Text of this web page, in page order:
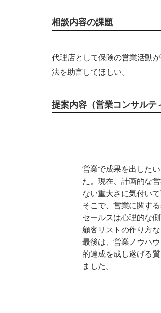
相談内容の課題
代理店として保険の営業活動
法を助言してほしい。
提案内容（営業コンサル
営業で成果を出した
た。現在、計画的な
ない重大さに気付いて
そこで、営業に関す
セールスは心理的な
顧客リストの作り方
最後は、営業ノウハ
的達成を成し遂げる
ました。